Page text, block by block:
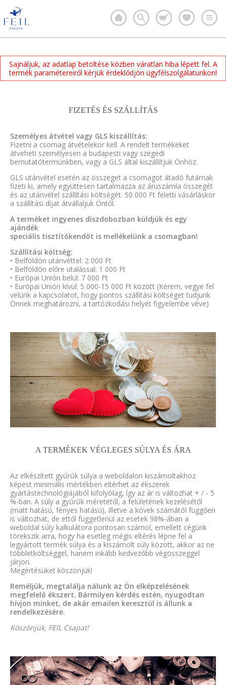
Sajnáljuk, az adatlap betöltése közben váratlan hiba lépett fel. A
termék paramétereiről kérjük érdeklődjön ügyfélszolgálatunkon!
FIZETÉS ÉS SZÁLLÍTÁS
Személyes átvétel vagy GLS kiszállítás:
Fizetni a csomag átvételekor kell. A rendelt termékeket
átveheti személyesen a budapesti vagy szegedi
bemutatótermünkben, vagy a GLS által kiszállítjuk Önhöz.
GLS utánvétel esetén az összeget a csomagot átadó futárnak
fizeti ki, amely együttesen tartalmazza az áruszámla összegét
és az utánvétel szállítási költségét. 50 000 Ft feletti vásárláskor
a szállítási díjat átvállaljuk Öntől.
A terméket ingyenes díszdobozban küldjük és egy
ajándék
speciális tisztítókendőt is mellékelünk a csomagban!
Szállítási költség:
• Belföldön utánvéttel: 2 000 Ft
• Belföldön előre utalással: 1 000 Ft
• Európai Unión belül: 7 000 Ft
• Európai Unión kívül: 5 000-15 000 Ft között (Kérem, vegye fel
velünk a kapcsolatot, hogy pontos szállítási költséget tudjunk
Önnek meghatározni, a tartózkodási helyét figyelembe véve)
A TERMÉKEK VÉGLEGES SÚLYA ÉS ÁRA
Az elkészített gyűrűk súlya a weboldalon kiszámoltakhoz
képest minimális mértékben eltérhet az ékszerek
gyártástechnológiájából kifolyólag, így az ár is változhat + / - 5
%-ban. A súly a gyűrűk méretétől, a felületének kezelésétől
(matt hatású, fényes hatású), illetve a kövek számától függően
is változhat, de ettől függetlenül az esetek 98%-ában a
weboldal súly kalkulátora pontosan számol, emellett cégünk
törekszik arra, hogy ha esetleg mégis eltérés lépne fel a
legyártott termék súlya és a kiszámolt súly között, akkor az ne
többletköltséggel, hanem inkább kedvezőbb végösszeggel
járjon.
Megértésüket köszönjük!
Reméljük, megtalálja nálunk az Ön elképzelésének
megfelelő ékszert. Bármilyen kérdés estén, nyugodtan
hívjon minket, de akár emailen keresztül is állunk a
rendelkezésére.
Köszönjük, FEIL Csapat!